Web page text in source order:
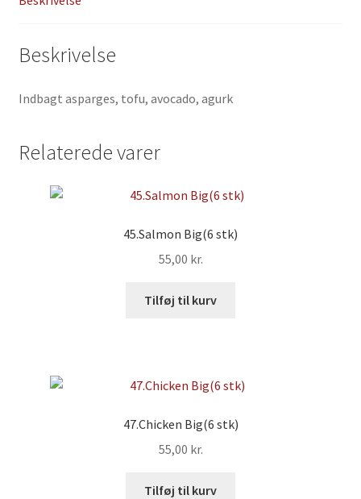
Beskrivelse
Indbagt asparges, tofu, avocado, agurk
Relaterede varer
45.Salmon Big(6 stk)
55,00 kr.
Tilføj til kurv
47.Chicken Big(6 stk)
55,00 kr.
Tilføj til kurv